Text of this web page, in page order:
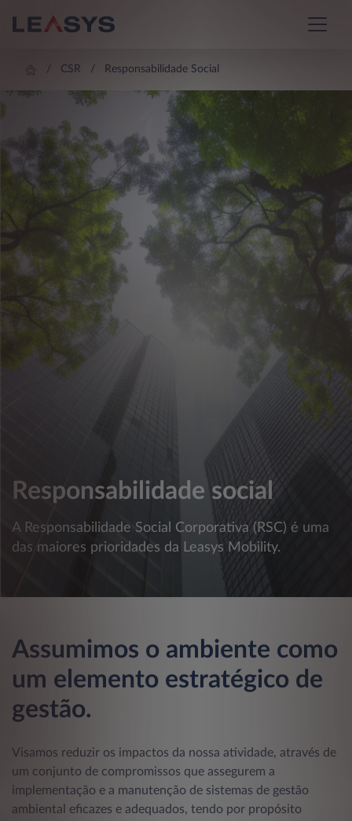
CSR Responsabilidade Social
Responsabilidade social
A Responsabilidade Social Corporativa (RSC) é uma
das maiores prioridades da Leasys Mobility.
Assumimos o ambiente como
um elemento estratégico de
gestão.
Visamos reduzir os impactos da nossa atividade, através de
um conjunto de compromissos que assegurem a
implementação e a manutenção de sistemas de gestão
ambiental eficazes e adequados, tendo por propósito